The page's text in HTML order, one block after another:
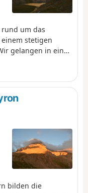
um das
stetigen
gelangen in eine
bilden die